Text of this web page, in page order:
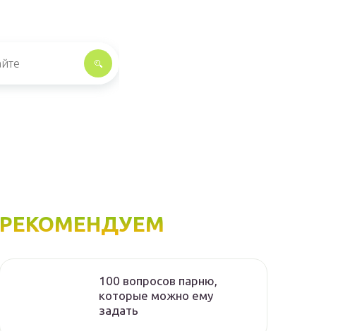
РЕКОМЕНДУЕМ
100 вопросов парню,
которые можно ему
задать